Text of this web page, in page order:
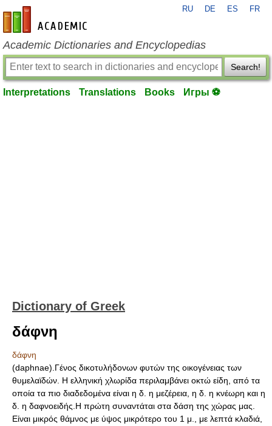
en-academic.com
RU DE ES FR
Academic Dictionaries and Encyclopedias
Search!
Interpretations Translations Books Игры ⚽
Dictionary of Greek
δάφνη
δάφνη
(daphnae).Γένος δικοτυλήδονων φυτών της οικογένειας των
θυμελαϊδών. Η ελληνική χλωρίδα περιλαμβάνει οκτώ είδη, από τα
οποία τα πιο διαδεδομένα είναι η δ. η μεζέρεια, η δ. η κνέωρη και η
δ. η δαφνοειδής.Η πρώτη συναντάται στα δάση της χώρας μας.
Είναι μικρός θάμνος με ύψος μικρότερο του 1 μ., με λεπτά κλαδιά,